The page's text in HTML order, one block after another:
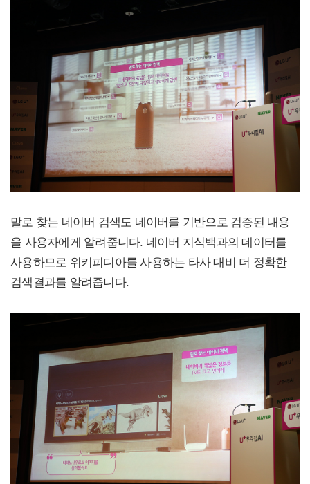
말로 찾는 네이버 검색도 네이버를 기반으로 검증된 내용
을 사용자에게 알려줍니다. 네이버 지식백과의 데이터를
사용하므로 위키피디아를 사용하는 타사 대비 더 정확한
검색결과를 알려줍니다.